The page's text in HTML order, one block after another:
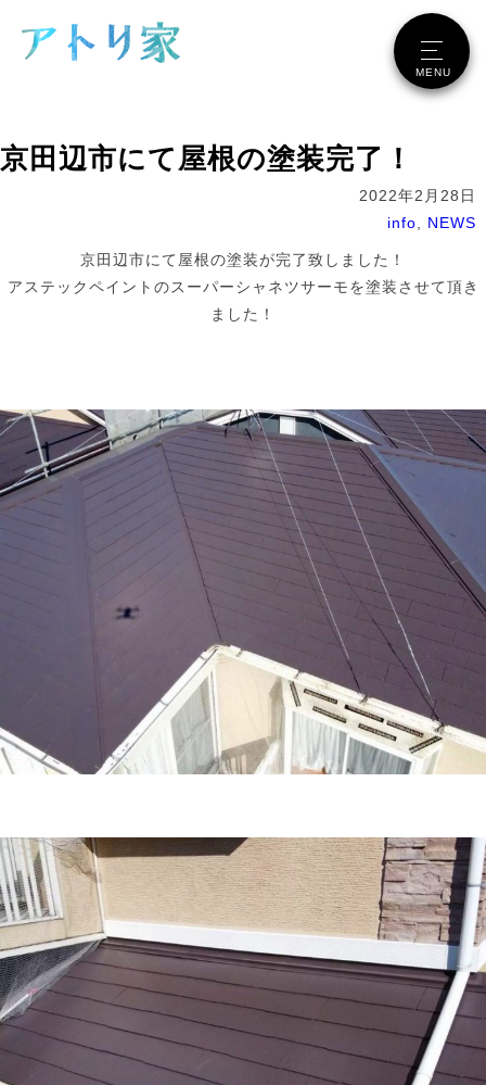
MENU
京田辺市にて屋根の塗装完了！
2022年2月28日
info, NEWS
京田辺市にて屋根の塗装が完了致しました！
アステックペイントのスーパーシャネツサーモを塗装させて頂き
ました！